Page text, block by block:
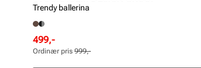
Trendy ballerina
Rabattert
pris
Pris
499,-
Ordinær
pris
Pris
Ordinær pris 999,-